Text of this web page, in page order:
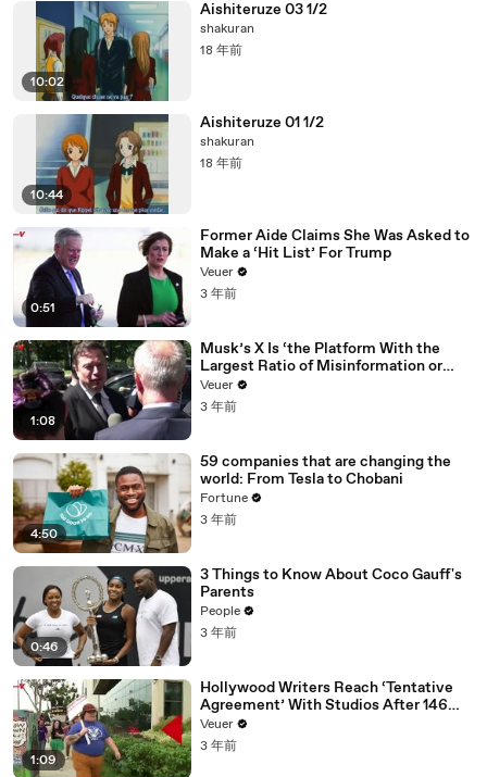
10:02
Aishiteruze 03 1/2
shakuran
18 年前
10:44
Aishiteruze 01 1/2
shakuran
18 年前
0:51
Former Aide Claims She Was Asked to
Make a ‘Hit List’ For Trump
Veuer
3 年前
1:08
Musk’s X Is ‘the Platform With the
Largest Ratio of Misinformation or
Disinformation’ Amongst All Social
Media Platforms
Veuer
3 年前
4:50
59 companies that are changing the
world: From Tesla to Chobani
Fortune
3 年前
0:46
3 Things to Know About Coco Gauff's
Parents
People
3 年前
1:09
Hollywood Writers Reach ‘Tentative
Agreement’ With Studios After 146
Day Strike
Veuer
3 年前